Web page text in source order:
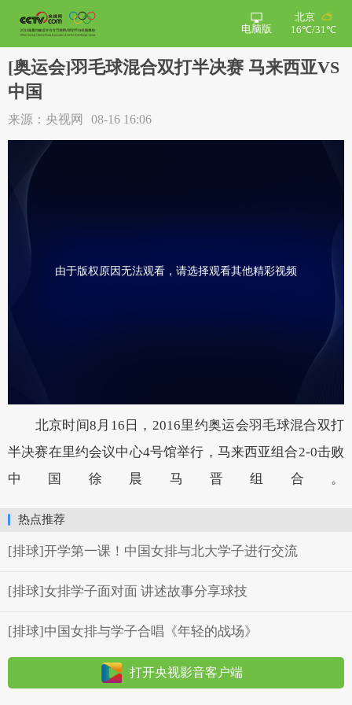
北京
16℃/31℃
电脑版
[奥运会]羽毛球混合双打半决赛 马来西亚VS
中国
来源：央视网 08-16 16:06
由于版权原因无法观看，请选择观看其他精彩视频
北京时间8月16日，2016里约奥运会羽毛球混合双打
半决赛在里约会议中心4号馆举行，马来西亚组合2-0击败
中国徐晨马晋组合。
热点推荐
[排球]开学第一课！中国女排与北大学子进行交流
[排球]女排学子面对面 讲述故事分享球技
[排球]中国女排与学子合唱《年轻的战场》
打开央视影音客户端